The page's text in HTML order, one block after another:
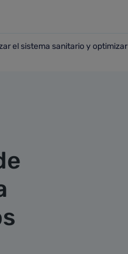
reorganizar el sistema
el sistema sanitario y